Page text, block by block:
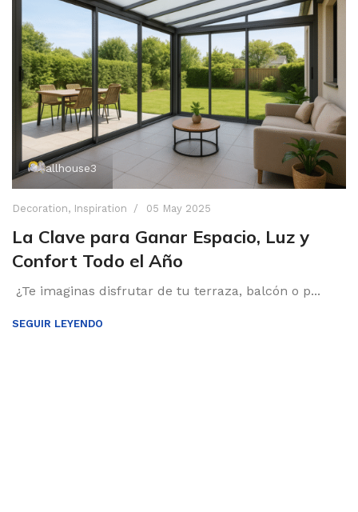
allhouse3
Decoration, Inspiration 05 May 2025
La Clave para Ganar Espacio, Luz y
Confort Todo el Año
¿Te imaginas disfrutar de tu terraza, balcón o p...
SEGUIR LEYENDO